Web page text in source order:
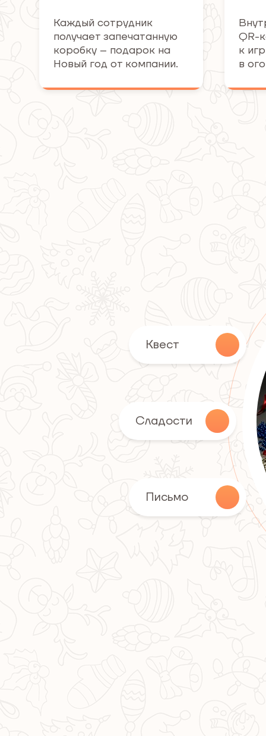
Каждый сотрудник
получает запечатанную
коробку – подарок на
Новый год от компании.
QR-
к
в
Квест
Сладости
Письмо